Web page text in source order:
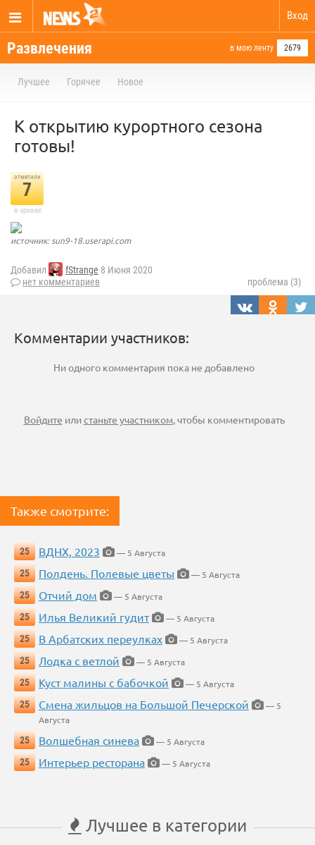
Вход
Развлечения в мою ленту 2679
Лучшее Горячее Новое
К открытию курортного сезона
готовы!
отметили
7
в архиве
источник: sun9-18.userapi.com
Добавил fStrange 8 Июня 2020
нет комментариев
проблема (3)
Комментарии участников:
Ни одного комментария пока не добавлено
Войдите илистаньте участником, чтобы комментировать
Также смотрите:
25 ВДНХ, 2023
— 5 Августа
25
Полдень. Полевые цветы
— 5 Августа
25
Отчий дом
— 5 Августа
25
Илья Великий гудит
— 5 Августа
25
В Арбатских переулках
— 5 Августа
25
Лодка с ветлой
— 5 Августа
25
Куст малины с бабочкой
— 5 Августа
25
Смена жильцов на Большой Печерской
— 5
Августа
25
Волшебная синева
— 5 Августа
25
Интерьер ресторана — 5 Августа
Лучшее в категории